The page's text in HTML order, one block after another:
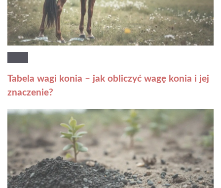
Tabela wagi konia – jak obliczyć wagę konia i jej
znaczenie?